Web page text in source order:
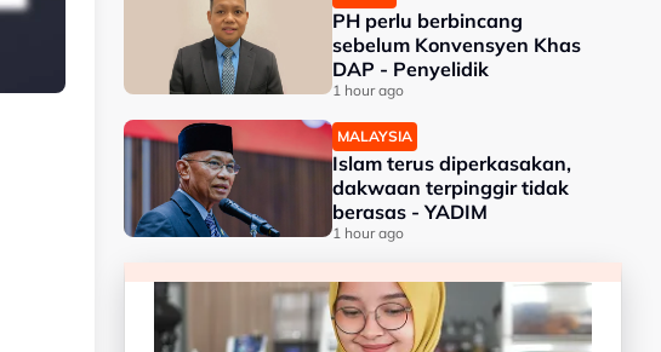
PH perlu berbincang
sebelum Konvensyen Khas
DAP - Penyelidik
1 hour ago
MALAYSIA
Islam terus diperkasakan,
dakwaan terpinggir tidak
berasas - YADIM
1 hour ago